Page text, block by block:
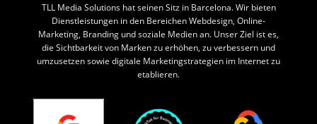
TLL Media Solutions hat seinen Sitz in Barcelona. Wir bieten
Dienstleistungen in den Bereichen Webdesign, Online-
Marketing, Branding und soziale Medien an. Unser Ziel ist es,
die Sichtbarkeit von Marken zu erhöhen, zu verbessern und
umzusetzen sowie digitale Marketingstrategien im Internet zu
etablieren.